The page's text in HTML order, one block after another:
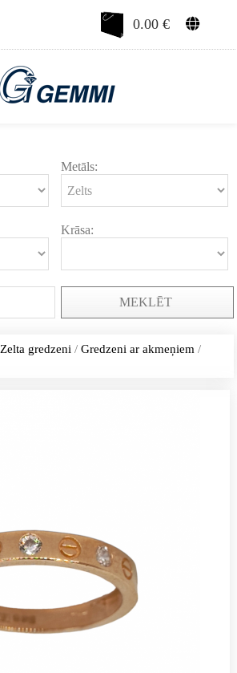
0.00€
Metāls:
Krāsa:
MEKLĒT
Zelta gredzeni /Gredzeni ar akmeņiem /